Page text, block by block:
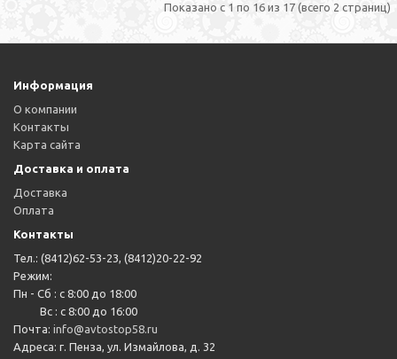
Показано с 1 по 16 из 17 (всего 2 страниц)
Информация
О компании
Контакты
Карта сайта
Доставка и оплата
Доставка
Оплата
Контакты
Тел.: (8412)62-53-23, (8412)20-22-92
Режим:
Пн - Сб : с 8:00 до 18:00
Вс : с 8:00 до 16:00
Почта: info@avtostop58.ru
Адреса: г. Пенза, ул. Измайлова, д. 32